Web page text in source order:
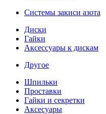
Системы закиси азота
Диски
Гайки
Аксессуары к дискам
Другое
Шпильки
Проставки
Гайки и секретки
Аксесуары